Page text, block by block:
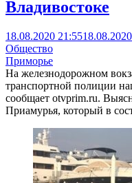
Владивостоке
18.08.2020 21:55
Общество
Приморье
На железнодорожном
транспортной полиции
сообщает otvprim.ru.
Приамурья, который в